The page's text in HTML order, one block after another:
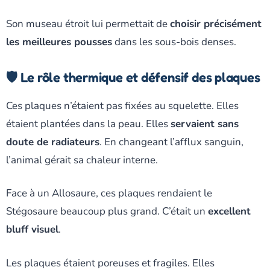
Son museau étroit lui permettait dechoisir précisément
les meilleures poussesdans les sous-bois denses.
🛡️ Le rôle thermique et défensif des plaques
Ces plaques n’étaient pas fixées au squelette. Elles
étaient plantées dans la peau. Ellesservaient sans
doute de radiateurs. En changeant l’afflux sanguin,
l’animal gérait sa chaleur interne.
Face à un Allosaure, ces plaques rendaient le
Stégosaure beaucoup plus grand. C’était un excellent
bluff visuel.
Les plaques étaient poreuses et fragiles. Elles